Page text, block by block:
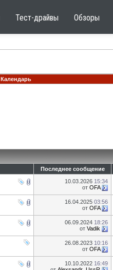
Тест-драйвы Обзоры
Календарь
Последнее сообщение
10.03.2026 15:34
от OFA
16.04.2025 03:56
от OFA
06.09.2024 18:26
от Vadik
26.08.2023 10:16
от OFA
10.10.2022 16:49